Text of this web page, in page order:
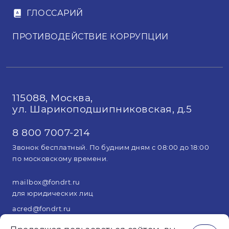
ГЛОССАРИЙ
ПРОТИВОДЕЙСТВИЕ КОРРУПЦИИ
115088, Москва,
ул. Шарикоподшипниковская, д.5
8 800 7007-214
Звонок бесплатный. По будним дням с 08:00 до 18:00
по московскому времени.
mailbox@fondrt.ru
для юридических лиц
acred@fondrt.ru